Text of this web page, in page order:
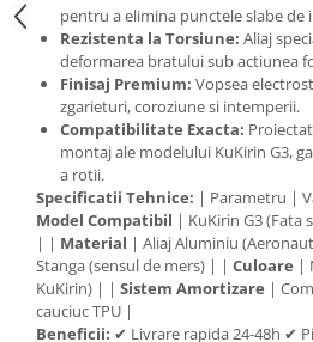
pentru a elimina punctele slabe de
Rezistenta la Torsiune: Aliaj
deformarea bratului sub actiunea
Finisaj Premium: Vopsea
zgarieturi, coroziune si intemperii.
Compatibilitate Exacta:
montaj ale modelului KuKirin G3,
a rotii.
Specificatii Tehnice: | Parametru |
Model Compatibil | KuKirin G3 (Fata
| | Material | Aliaj Aluminiu
Stanga (sensul de mers) | | Culoare |
KuKirin) | | Sistem Amortizare |
cauciuc TPU |
Beneficii: ✔ Livrare rapida 24-48h ✔